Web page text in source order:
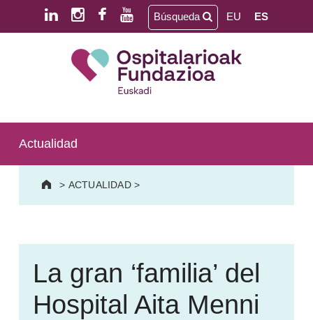
Saltar al contenido principal
Saltar al pie de página
SALUD MENTAL | DISCAPACIDAD INTELECTUAL | NEURORREHABILITACIÓN Y DAÑO CEREBRAL | PERSONA MAYOR
Búsqueda EU ES
Actualidad
> ACTUALIDAD>
La gran ‘familia’ del
Hospital Aita Menni